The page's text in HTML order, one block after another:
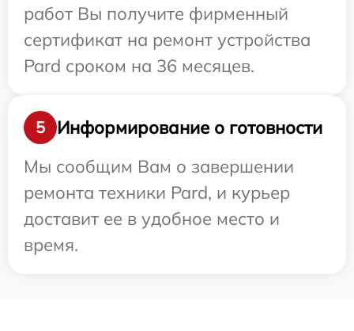
работ Вы получите фирменный
сертификат на ремонт устройства
Pard сроком на 36 месяцев.
5
Информирование о готовности
Мы сообщим Вам о завершении
ремонта техники Pard, и курьер
доставит ее в удобное место и
время.